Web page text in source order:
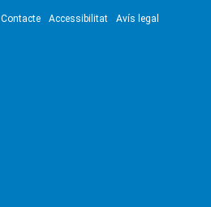
Contacte Accessibilitat Avís legal